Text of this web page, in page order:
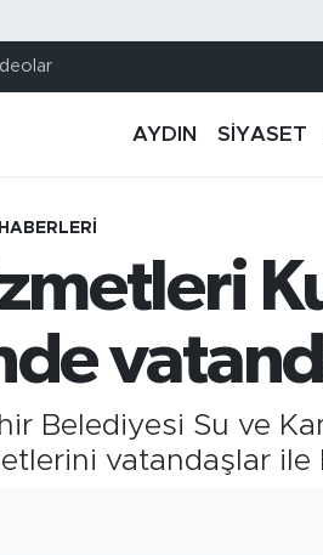
AYDIN SİYASET
Belediyesi Su ve
vatandaşlar